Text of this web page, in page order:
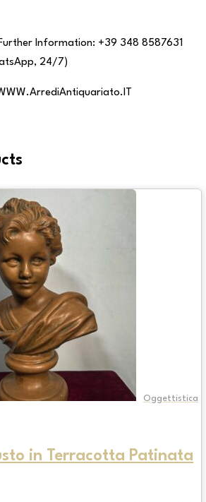
Information: +39 348 8587631
24/7)
Oggettistica
in Terracotta Patinata